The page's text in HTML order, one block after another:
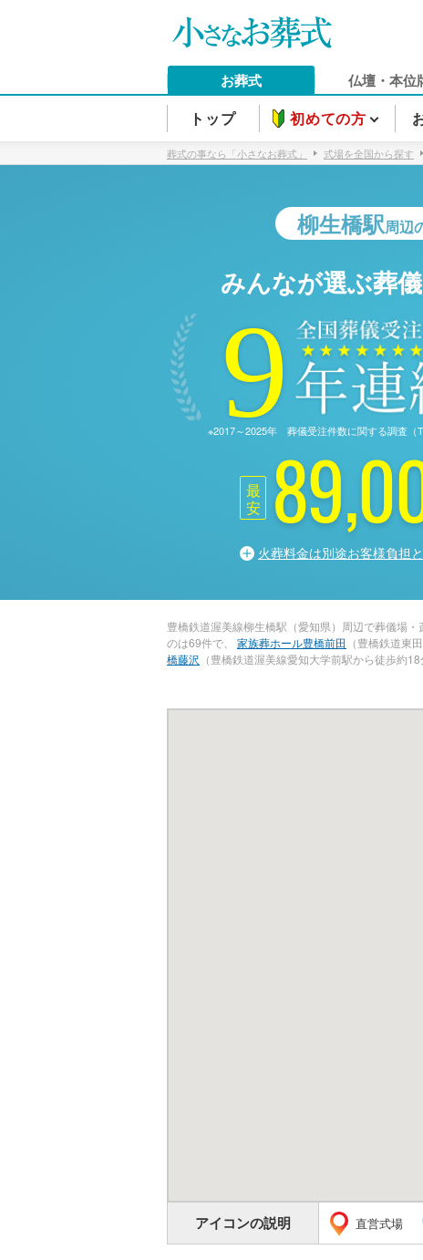
お葬式 仏壇・本位
トップ 初めての方
葬式の事なら「小さなお葬式」 式場を全国から探す
柳生橋駅周辺
みんなが選ぶ葬
9
※2017～2025年 葬儀受注件数に関する調査（
最
安
火葬料金は別途お客様負担
豊橋鉄道渥美線柳生橋駅（愛知県）周辺で葬儀場
のは69件で、 家族葬ホール豊橋前田 （豊橋鉄道東
橋藤沢 （豊橋鉄道渥美線愛知大学前駅から徒歩約
アイコンの説明 直営式場